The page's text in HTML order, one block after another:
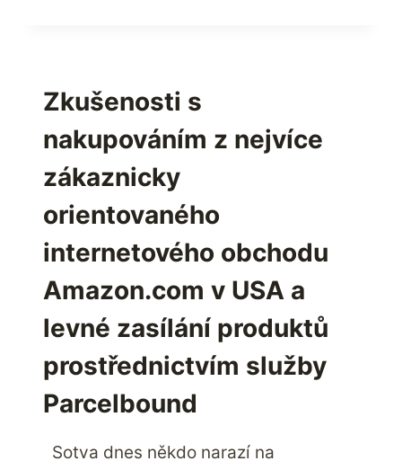
NEJLEPŠÍ
AMERICKÉ
ZNAČKY
SPORTOVNÍHO
OBLEČENÍ
NA
SVĚTĚ
Zkušenosti s
nakupováním z nejvíce
zákaznicky
orientovaného
internetového obchodu
Amazon.com v USA a
levné zasílání produktů
prostřednictvím služby
Parcelbound
Sotva dnes někdo narazí na